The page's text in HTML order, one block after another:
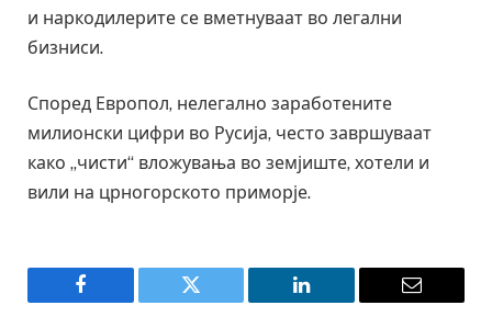
и наркодилерите се вметнуваат во легални
бизниси.
Според Европол, нелегално заработените
милионски цифри во Русија, често завршуваат
како „чисти“ вложувања во земјиште, хотели и
вили на црногорското приморје.
Facebook Twitter LinkedIn Email